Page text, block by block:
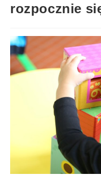
rozpocznie